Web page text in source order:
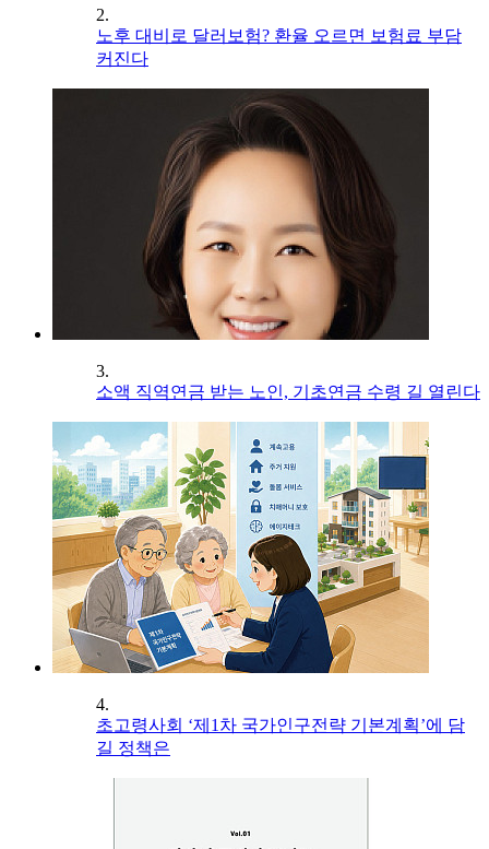
2.
노후 대비로 달러보험? 환율 오르면 보험료 부담
커진다
3.
소액 직역연금 받는 노인, 기초연금 수령 길 열린다
4.
초고령사회 ‘제1차 국가인구전략 기본계획’에 담
길 정책은